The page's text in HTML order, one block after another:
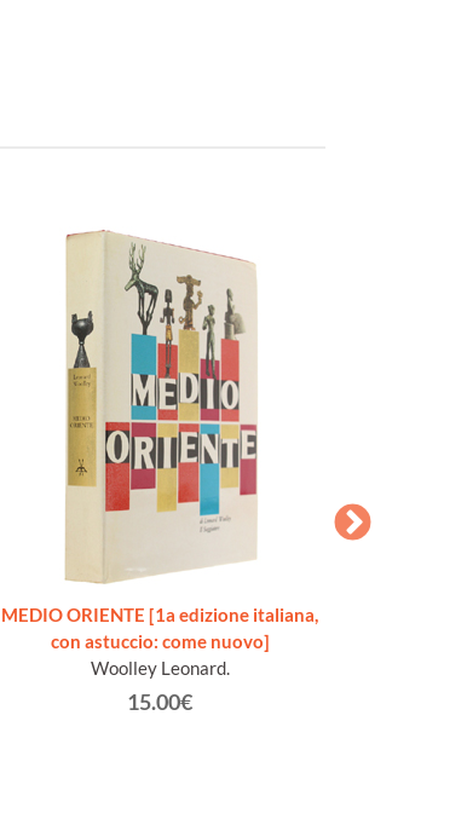
MEDIO ORIENTE [1a edizione italiana,
con astuccio: come nuovo]
Woolley Leonard.
15.00€